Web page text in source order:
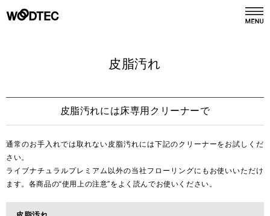
商品情報 PRODUCTS
施工事例 GALLERY
リフォーム REFORM
皮脂汚れ
皮脂汚れには床専用クリーナーで
通常のお手入れでは取れない皮脂汚れには下記のクリーナーをお試しくだ
さい。
ライブナチュラルプレミアム以外の当社フローリングにもお使いいただけ
ます。各商品の“使用上の注意”をよく読んでお使いください。